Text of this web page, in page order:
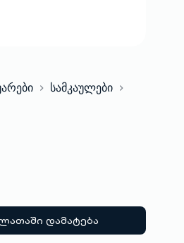
სამკაულები
დამატება